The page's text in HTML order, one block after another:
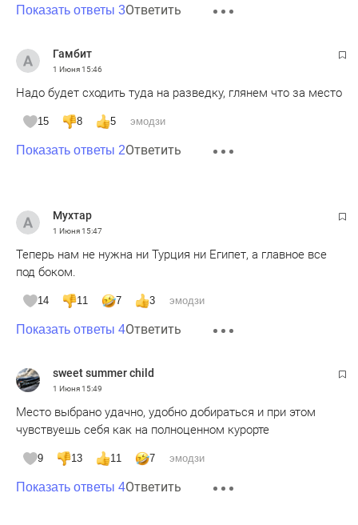
Показать ответы 3Ответить
Гамбит
1 Июня15:46
Надо будет сходить туда на разведку, глянем что за место
15 8 5 эмодзи
Показать ответы 2Ответить
Мухтар
1 Июня15:47
Теперь нам не нужна ни Турция ни Египет, а главное все
под боком.
14 11 7 3 эмодзи
Показать ответы 4Ответить
sweet summer child
1 Июня15:49
Место выбрано удачно, удобно добираться и при этом
чувствуешь себя как на полноценном курорте
9 13 11 7 эмодзи
Показать ответы 4Ответить